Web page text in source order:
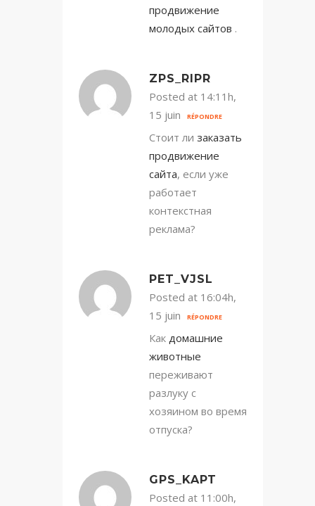
продвижение
молодых сайтов .
ZPS_RIPR
Posted at 14:11h,
15 juin
RÉPONDRE
Стоит ли заказать
продвижение
сайта, если уже
работает
контекстная
реклама?
PET_VJSL
Posted at 16:04h,
15 juin
RÉPONDRE
Как домашние
животные
переживают
разлуку с
хозяином во время
отпуска?
GPS_KAPT
Posted at 11:00h,